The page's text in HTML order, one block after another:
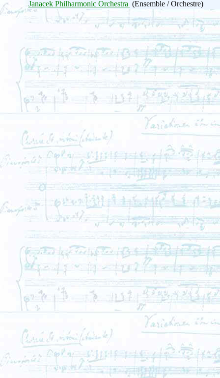
Janacek Philharmonic Orchestra (Ensemble / Orchestre)